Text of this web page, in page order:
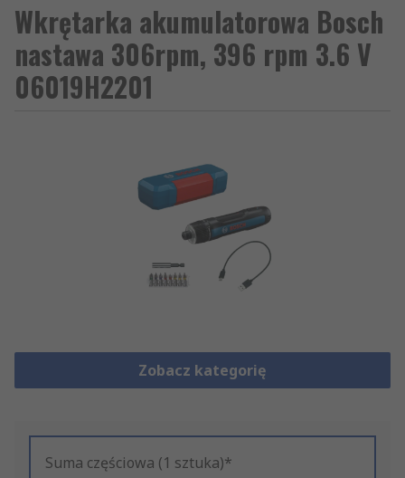
Wkrętarka akumulatorowa Bosch
nastawa 306rpm, 396 rpm 3.6 V
06019H2201
Zobacz kategorię
Suma częściowa (1 sztuka)*